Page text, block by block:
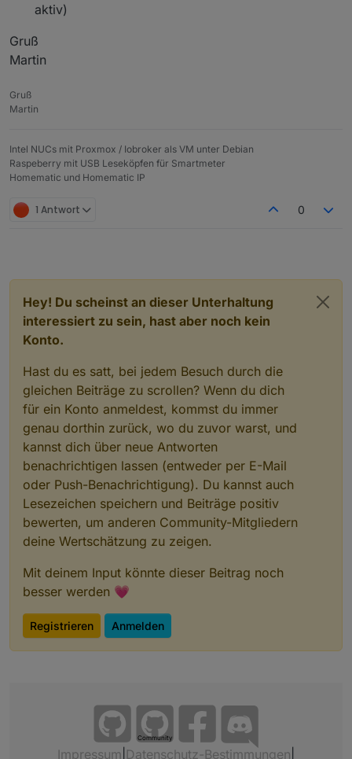
aktiv)
Gruß
Martin
Gruß
Martin
Intel NUCs mit Proxmox / Iobroker als VM unter Debian
Raspeberry mit USB Leseköpfen für Smartmeter
Homematic und Homematic IP
1 Antwort 0
Hey! Du scheinst an dieser Unterhaltung
interessiert zu sein, hast aber noch kein
Konto.
Hast du es satt, bei jedem Besuch durch die
gleichen Beiträge zu scrollen? Wenn du dich
für ein Konto anmeldest, kommst du immer
genau dorthin zurück, wo du zuvor warst, und
kannst dich über neue Antworten
benachrichtigen lassen (entweder per E-Mail
oder Push-Benachrichtigung). Du kannst auch
Lesezeichen speichern und Beiträge positiv
bewerten, um anderen Community-Mitgliedern
deine Wertschätzung zu zeigen.
Mit deinem Input könnte dieser Beitrag noch
besser werden 💗
Registrieren Anmelden
Community
Impressum Datenschutz-Bestimmungen